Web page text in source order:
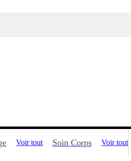
neuve
Voir tout Soin Corps Voir tout